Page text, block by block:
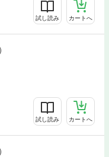
試し読み カートへ
試し読み カートへ